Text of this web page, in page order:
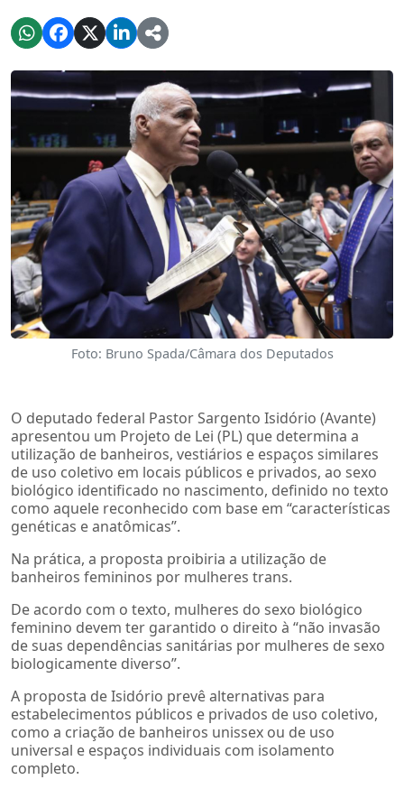
Foto: Bruno Spada/Câmara dos Deputados
O deputado federal Pastor Sargento Isidório (Avante)
apresentou um Projeto de Lei (PL) que determina a
utilização de banheiros, vestiários e espaços similares
de uso coletivo em locais públicos e privados, ao sexo
biológico identificado no nascimento, definido no texto
como aquele reconhecido com base em “características
genéticas e anatômicas”.
Na prática, a proposta proibiria a utilização de
banheiros femininos por mulheres trans.
De acordo com o texto, mulheres do sexo biológico
feminino devem ter garantido o direito à “não invasão
de suas dependências sanitárias por mulheres de sexo
biologicamente diverso”.
A proposta de Isidório prevê alternativas para
estabelecimentos públicos e privados de uso coletivo,
como a criação de banheiros unissex ou de uso
universal e espaços individuais com isolamento
completo.